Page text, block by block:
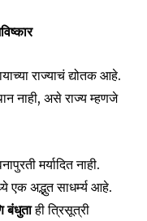
part of the
on our website
worry, we respect
Your information is
राज्याचं द्योतक आहे.
नाही, असे राज्य म्हणजे
मर्यादित नाही.
एक अद्भुत साधर्म्य आहे.
बंधुताही त्रिसूत्री